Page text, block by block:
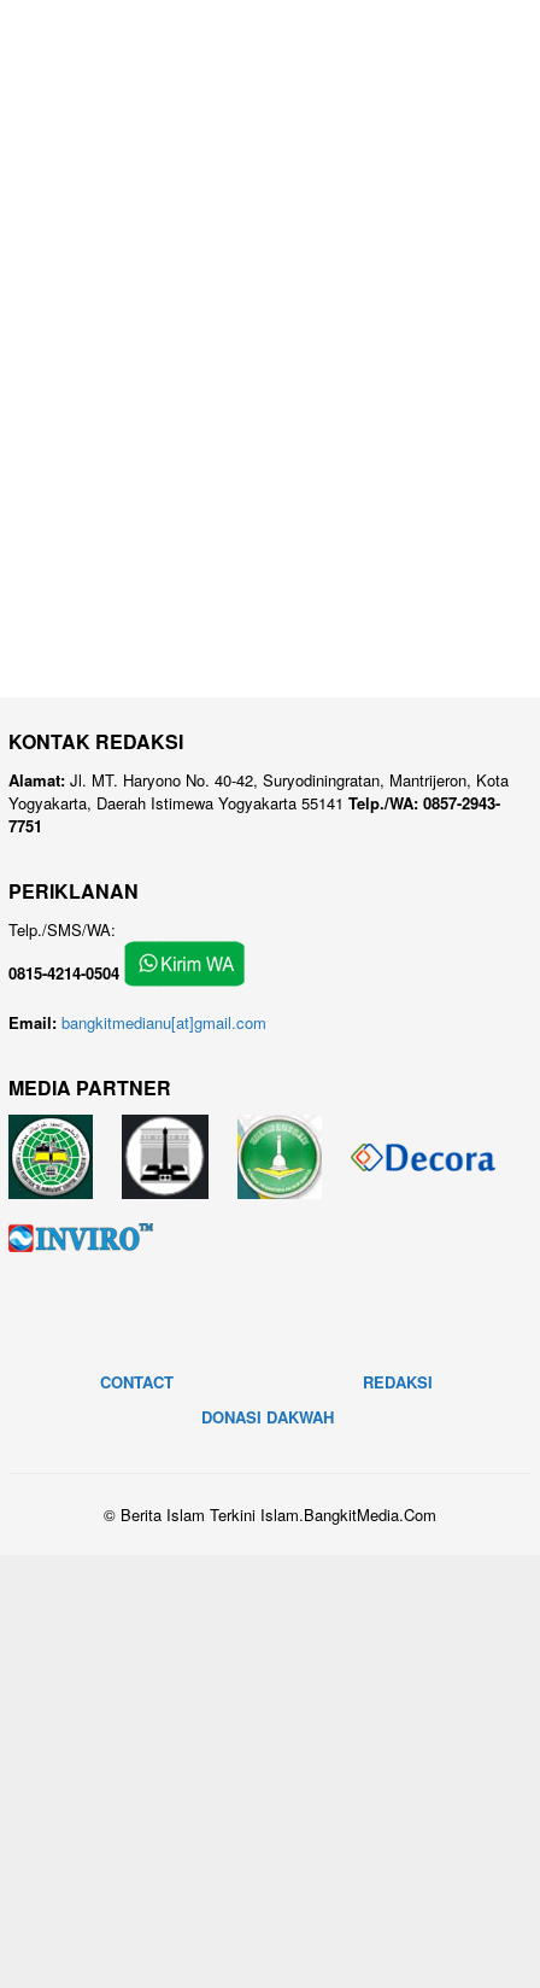
KONTAK REDAKSI
Alamat: Jl. MT. Haryono No. 40-42, Suryodiningratan, Mantrijeron, Kota
Yogyakarta, Daerah Istimewa Yogyakarta 55141 Telp./WA: 0857-2943-
7751
PERIKLANAN
Telp./SMS/WA:
0815-4214-0504
Email: bangkitmedianu[at]gmail.com
MEDIA PARTNER
CONTACT
REDAKSI
DONASI DAKWAH
© Berita Islam Terkini Islam.BangkitMedia.Com